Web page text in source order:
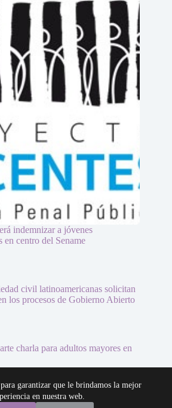
garantizar que le brindamos la mejor
en nuestra web.
indemnizar a jóvenes
en centro del Sename
civil latinoamericanas solicitan
los procesos de Gobierno Abierto
charla para adultos mayores en